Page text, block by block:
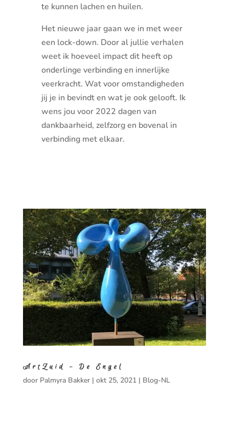
te kunnen lachen en huilen.
Het nieuwe jaar gaan we in met weer
een lock-down. Door al jullie verhalen
weet ik hoeveel impact dit heeft op
onderlinge verbinding en innerlijke
veerkracht. Wat voor omstandigheden
jij je in bevindt en wat je ook gelooft. Ik
wens jou voor 2022 dagen van
dankbaarheid, zelfzorg en bovenal in
verbinding met elkaar.
ArtZuid – De Engel
door Palmyra Bakker| okt 25, 2021| Blog-NL